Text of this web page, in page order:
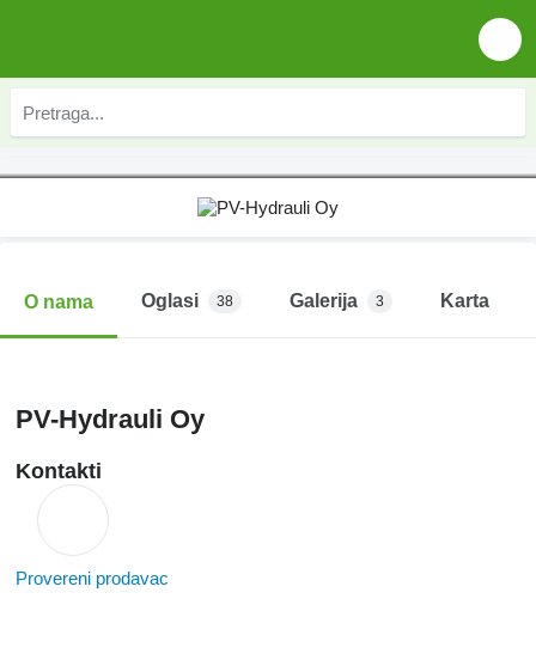
O nama Oglasi 38 Galerija 3 Karta
PV-Hydrauli Oy
Kontakti
Provereni prodavac